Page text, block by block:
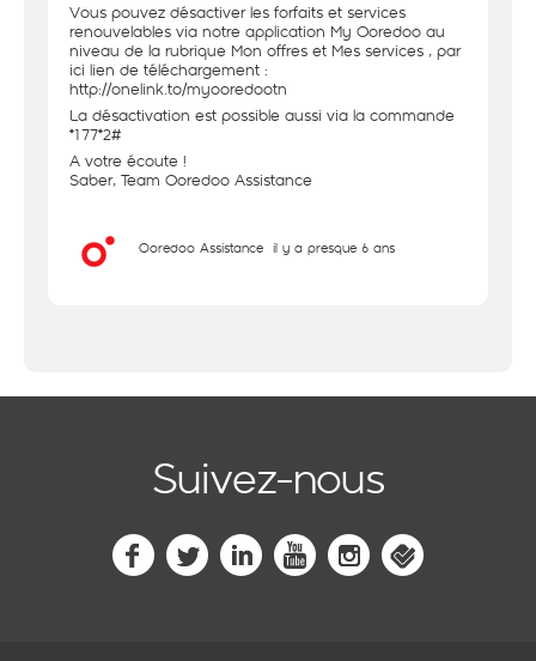
Vous pouvez désactiver les forfaits et services
renouvelables via notre application My Ooredoo au
niveau de la rubrique Mon offres et Mes services , par
ici lien de téléchargement :
http://onelink.to/myooredootn
La désactivation est possible aussi via la commande
*177*2#
A votre écoute !
Saber, Team Ooredoo Assistance
Ooredoo Assistance il y a presque 6 ans
Suivez-nous